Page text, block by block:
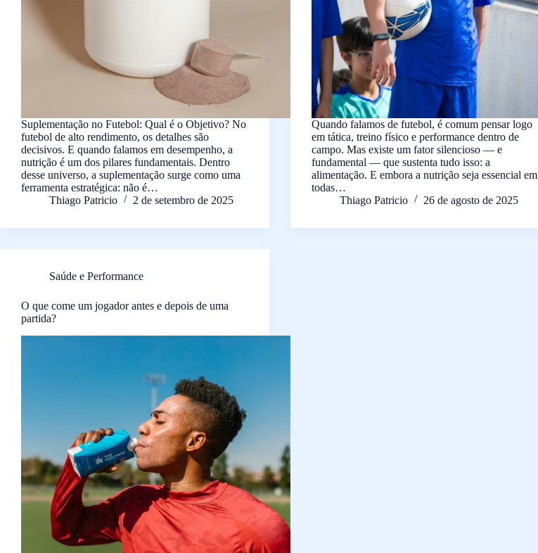
Suplementação no Futebol: Qual é o Objetivo? No
futebol de alto rendimento, os detalhes são
decisivos. E quando falamos em desempenho, a
nutrição é um dos pilares fundamentais. Dentro
desse universo, a suplementação surge como uma
ferramenta estratégica: não é…
Thiago Patricio
2 de setembro de 2025
Quando falamos de futebol, é comum pensar logo
em tática, treino físico e performance dentro de
campo. Mas existe um fator silencioso — e
fundamental — que sustenta tudo isso: a
alimentação. E embora a nutrição seja essencial em
todas…
Thiago Patricio
26 de agosto de 2025
Saúde e Performance
O que come um jogador antes e depois de uma
partida?